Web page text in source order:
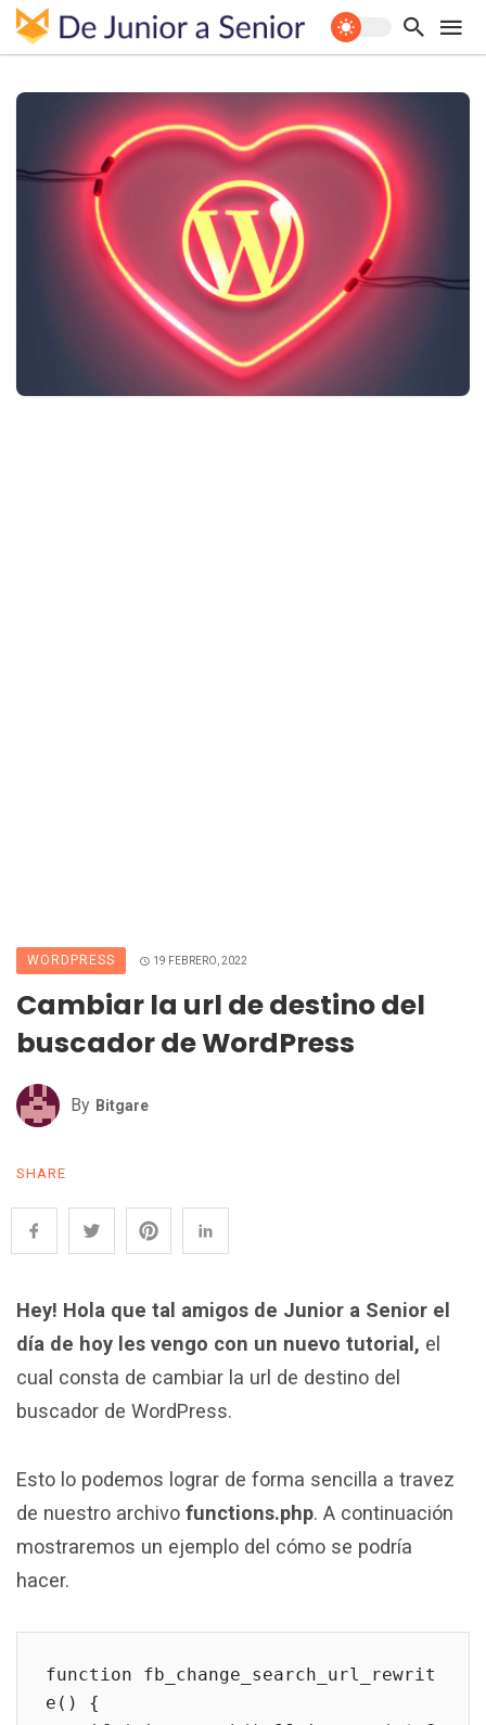
WORDPRESS 19 FEBRERO, 2022
Cambiar la url de destino del
buscador de WordPress
By Bitgare
SHARE
Hey! Hola que tal amigos de Junior a Senior el
día de hoy les vengo con un nuevo tutorial, el
cual consta de cambiar la url de destino del
buscador de WordPress.
Esto lo podemos lograr de forma sencilla a travez
de nuestro archivo functions.php. A continuación
mostraremos un ejemplo del cómo se podría
hacer.
function fb_change_search_url_rewrit
e() {